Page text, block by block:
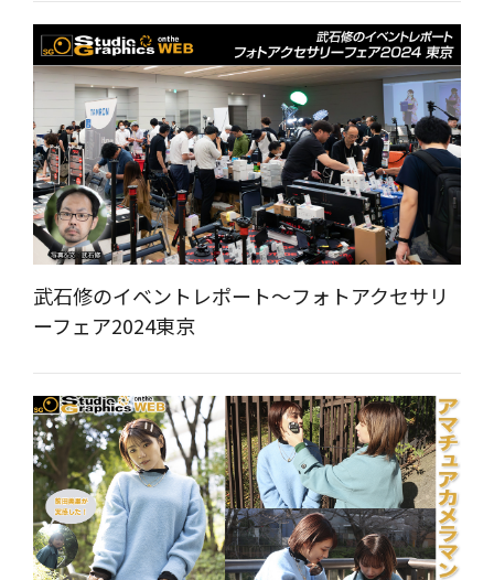
武石修のイベントレポート～フォトアクセサリ
ーフェア2024東京